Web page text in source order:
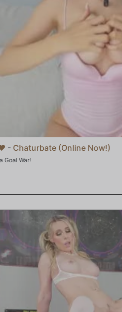
filete tubular. Corriendo una y otra vez,
vida. Ojalá pueda divertirse así con todos
- Chaturbate (Online Now!)
Goal War!